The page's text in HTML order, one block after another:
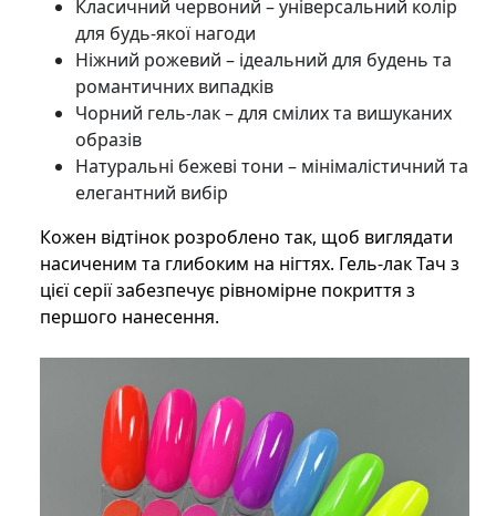
Класичний червоний – універсальний колір
для будь-якої нагоди
Ніжний рожевий – ідеальний для будень та
романтичних випадків
Чорний гель-лак – для смілих та вишуканих
образів
Натуральні бежеві тони – мінімалістичний та
елегантний вибір
Кожен відтінок розроблено так, щоб виглядати
насиченим та глибоким на нігтях. Гель-лак Тач з
цієї серії забезпечує рівномірне покриття з
першого нанесення.